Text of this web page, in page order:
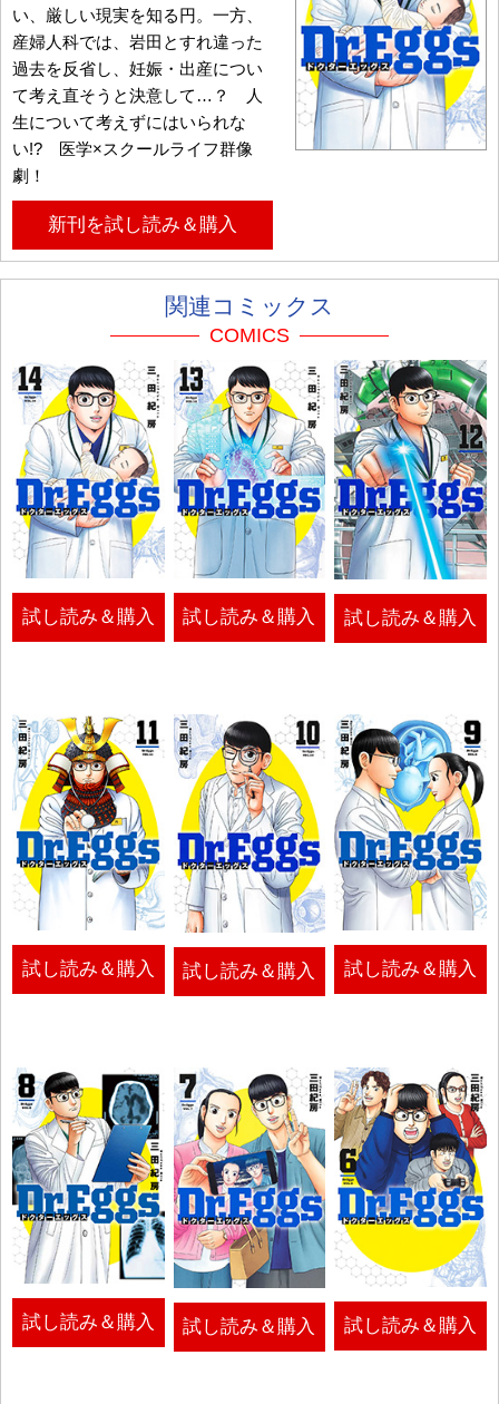
い、厳しい現実を知る円。一方、
産婦人科では、岩田とすれ違った
過去を反省し、妊娠・出産につい
て考え直そうと決意して…？ 人
生について考えずにはいられな
い!? 医学×スクールライフ群像
劇！
新刊を試し読み＆購入
関連コミックス
COMICS
試し読み＆購入 試し読み＆購入 試し読み＆購入
試し読み＆購入 試し読み＆購入 試し読み＆購入
試し読み＆購入 試し読み＆購入 試し読み＆購入